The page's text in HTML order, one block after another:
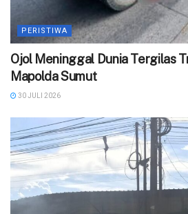
PERISTIWA
Ojol Meninggal Dunia Tergilas
Mapolda Sumut
30 JULI 2026